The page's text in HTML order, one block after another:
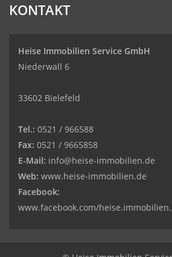
KONTAKT
Heise Immobilien Service GmbH
Niederwall 6
33602 Bielefeld
Tel.: 0521 / 966588
Fax: 0521 / 9665858
E-Mail: info@heise-immobilien.de
Web: www.heise-immobilien.de
Facebook:
www.facebook.com/